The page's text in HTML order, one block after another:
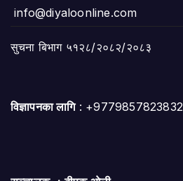
info@diyaloonline.com
सुचना बिभाग ५१२८/२०८२/२०८३
विज्ञापनका लागि: +9779857823832